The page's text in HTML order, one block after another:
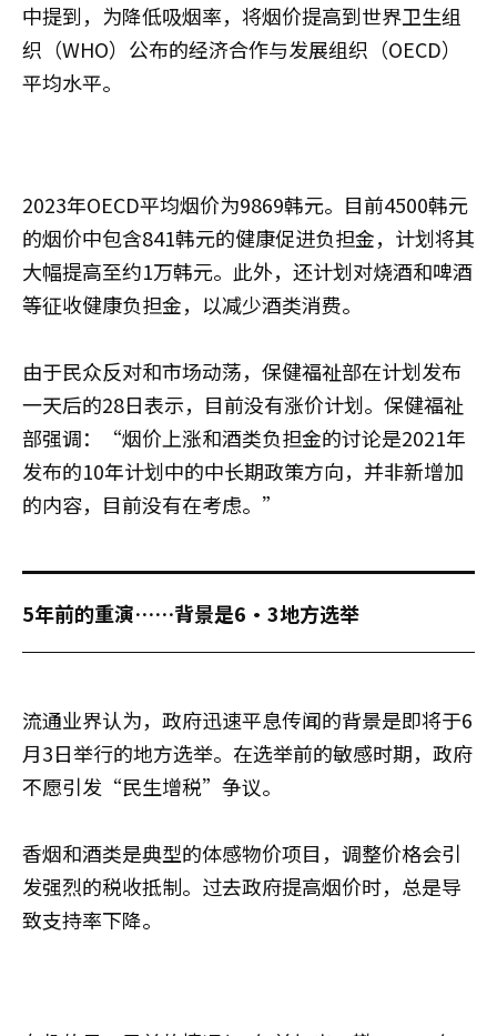
中提到，为降低吸烟率，将烟价提高到世界卫生组
织（WHO）公布的经济合作与发展组织（OECD）
平均水平。
2023年OECD平均烟价为9869韩元。目前4500韩元
的烟价中包含841韩元的健康促进负担金，计划将其
大幅提高至约1万韩元。此外，还计划对烧酒和啤酒
等征收健康负担金，以减少酒类消费。
由于民众反对和市场动荡，保健福祉部在计划发布
一天后的28日表示，目前没有涨价计划。保健福祉
部强调：“烟价上涨和酒类负担金的讨论是2021年
发布的10年计划中的中长期政策方向，并非新增加
的内容，目前没有在考虑。”
5年前的重演……背景是6·3地方选举
流通业界认为，政府迅速平息传闻的背景是即将于6
月3日举行的地方选举。在选举前的敏感时期，政府
不愿引发“民生增税”争议。
香烟和酒类是典型的体感物价项目，调整价格会引
发强烈的税收抵制。过去政府提高烟价时，总是导
致支持率下降。